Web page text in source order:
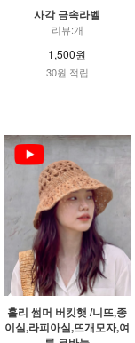
사각 금속라벨
리뷰:개
1,500원
30원 적립
홀리 썸머 버킷햇 /니뜨,종
이실,라피아실,뜨개모자,여